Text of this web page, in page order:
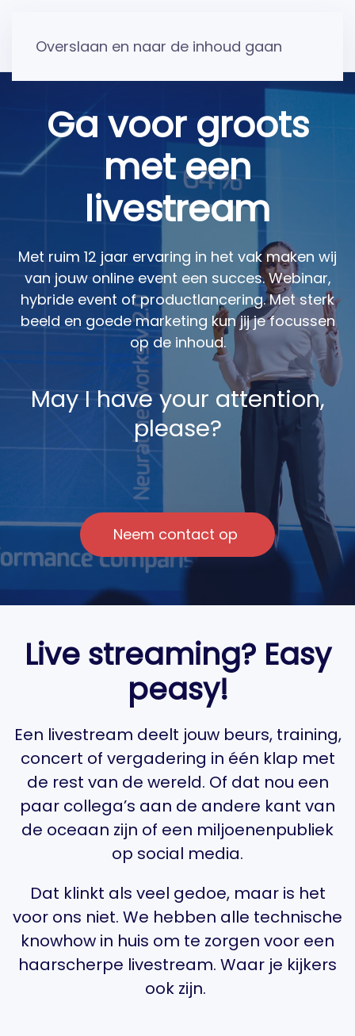
Overslaan en naar de inhoud gaan
Ga voor groots
met een
livestream
Met ruim 12 jaar ervaring in het vak maken wij
van jouw online event een succes. Webinar,
hybride event of productlancering. Met sterk
beeld en goede marketing kun jij je focussen
op de inhoud.
May I have your attention,
please?
Neem contact op
Live streaming? Easy
peasy!
Een livestream deelt jouw beurs, training,
concert of vergadering in één klap met
de rest van de wereld. Of dat nou een
paar collega’s aan de andere kant van
de oceaan zijn of een miljoenenpubliek
op social media.
Dat klinkt als veel gedoe, maar is het
voor ons niet. We hebben alle technische
knowhow in huis om te zorgen voor een
haarscherpe livestream. Waar je kijkers
ook zijn.